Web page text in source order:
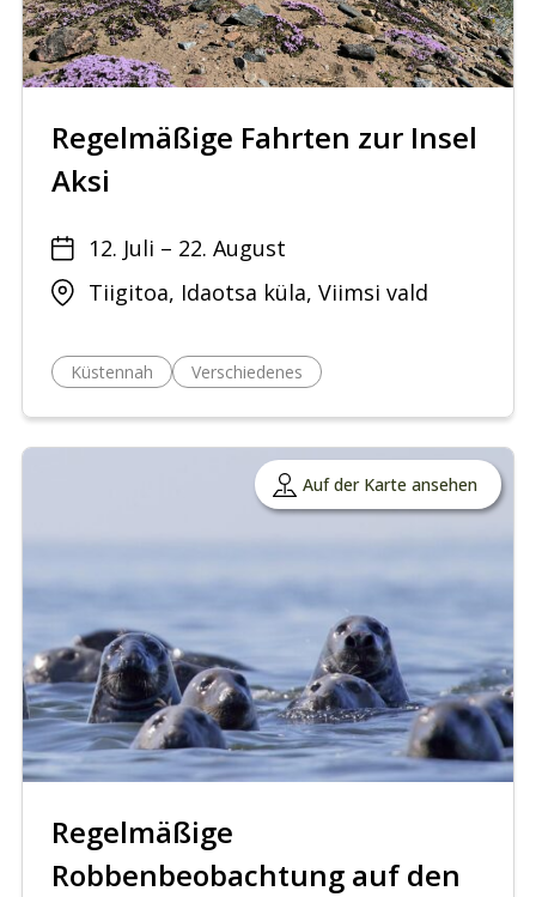
Regelmäßige Fahrten zur Insel
Aksi
12. Juli – 22. August
Tiigitoa, Idaotsa küla, Viimsi vald
Küstennah Verschiedenes
Auf der Karte ansehen
Regelmäßige
Robbenbeobachtung auf den